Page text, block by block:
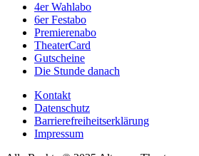
4er Wahlabo
6er Festabo
Premierenabo
TheaterCard
Gutscheine
Die Stunde danach
Kontakt
Datenschutz
Barrierefreiheitserklärung
Impressum